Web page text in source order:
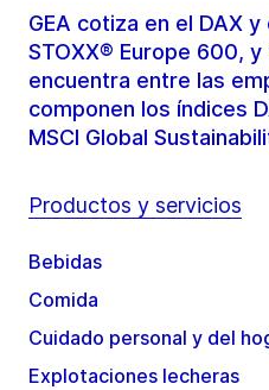
GEA cotiza en el DAX y
STOXX® Europe 600,
encuentra entre las
componen los índices
MSCI Global
Productos y servicios
Bebidas
Comida
Cuidado personal y del
Explotaciones lecheras